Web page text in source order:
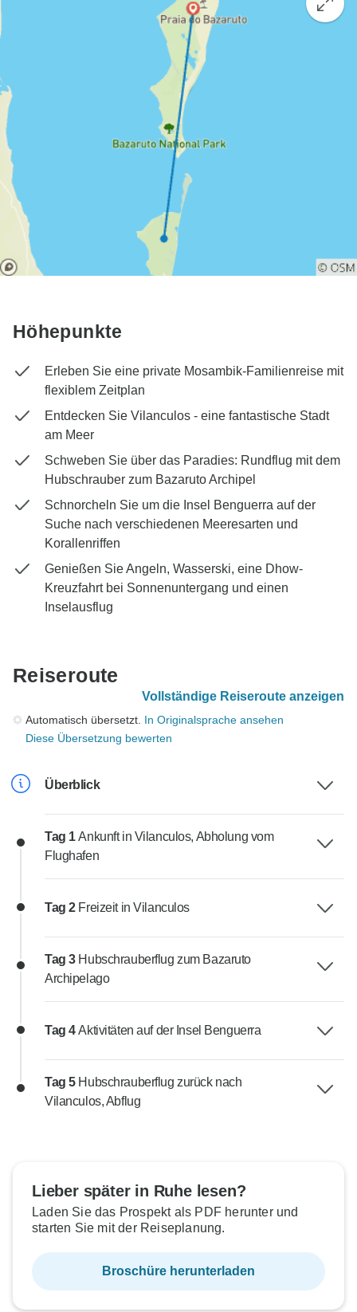
Höhepunkte
Erleben Sie eine private Mosambik-Familienreise mit
flexiblem Zeitplan
Entdecken Sie Vilanculos - eine fantastische Stadt
am Meer
Schweben Sie über das Paradies: Rundflug mit dem
Hubschrauber zum Bazaruto Archipel
Schnorcheln Sie um die Insel Benguerra auf der
Suche nach verschiedenen Meeresarten und
Korallenriffen
Genießen Sie Angeln, Wasserski, eine Dhow-
Kreuzfahrt bei Sonnenuntergang und einen
Inselausflug
Reiseroute
Vollständige Reiseroute anzeigen
Automatisch übersetzt. In Originalsprache ansehen
Diese Übersetzung bewerten
Überblick
Tag 1Ankunft in Vilanculos, Abholung vom
Flughafen
Tag 2 Freizeit in Vilanculos
Tag 3 Hubschrauberflug zum Bazaruto
Archipelago
Tag 4Aktivitäten auf der Insel Benguerra
Tag 5 Hubschrauberflug zurück nach
Vilanculos, Abflug
Lieber später in Ruhe lesen?
Laden Sie das Prospekt als PDF herunter und
starten Sie mit der Reiseplanung.
Broschüre herunterladen